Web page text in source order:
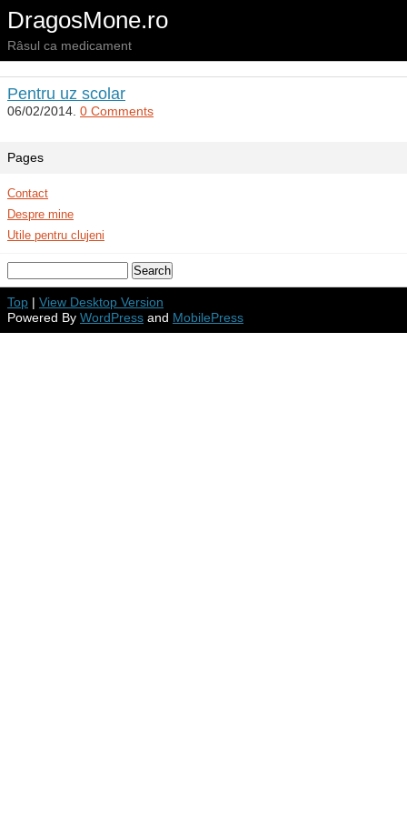
DragosMone.ro
Râsul ca medicament
Pentru uz scolar
06/02/2014. 0 Comments
Pages
Contact
Despre mine
Utile pentru clujeni
Top | View Desktop Version
Powered By WordPress and MobilePress